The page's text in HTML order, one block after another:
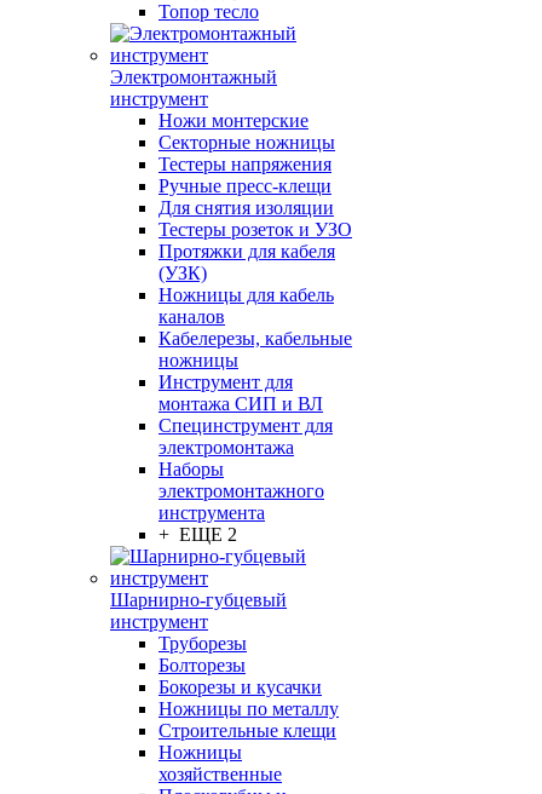
Топор тесло
Электромонтажный
инструмент
Ножи монтерские
Секторные ножницы
Тестеры напряжения
Ручные пресс-клещи
Для снятия изоляции
Тестеры розеток и УЗО
Протяжки для кабеля
(УЗК)
Ножницы для кабель
каналов
Кабелерезы, кабельные
ножницы
Инструмент для
монтажа СИП и ВЛ
Специнструмент для
электромонтажа
Наборы
электромонтажного
инструмента
+ ЕЩЕ 2
Шарнирно-губцевый
инструмент
Труборезы
Болторезы
Бокорезы и кусачки
Ножницы по металлу
Строительные клещи
Ножницы
хозяйственные